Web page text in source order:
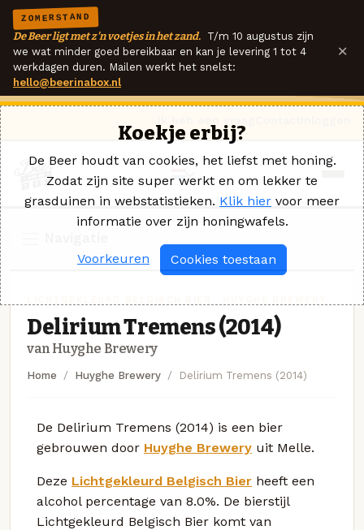
ZOMERSTAND
De Beer ligt met z'n voetjes in het zand. T/m 10 augustus zijn
we wat minder goed bereikbaar en kan je levering 1 tot 4
werkdagen duren. Mailen werkt het snelst:
hello@beerinabox.nl
×
Delirium Tremens (2014)
van Huyghe Brewery
Home Huyghe Brewery Delirium Tremens (2014)
De Delirium Tremens (2014) is een bier
gebrouwen door Huyghe Brewery uit Melle.
Deze Lichtgekleurd Belgisch Bier heeft een
alcohol percentage van 8.0%. De bierstijl
Lichtgekleurd Belgisch Bier komt van
Koekje erbij?
De Beer houdt van cookies, het liefst met honing.
Zodat zijn site super werkt en om lekker te
grasduinen in webstatistieken. Klik hier voor meer
informatie over zijn honingwafels.
Voorkeuren Cookies toestaan